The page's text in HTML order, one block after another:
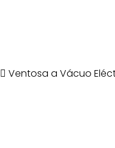
Ventosa a Vácuo